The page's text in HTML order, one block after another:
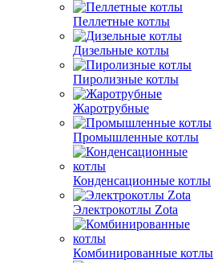
Пеллетные котлы
Дизельные котлы
Пиролизные котлы
Жаротрубные
Промышленные котлы
Конденсационные котлы
Электрокотлы Zota
Комбинированные котлы